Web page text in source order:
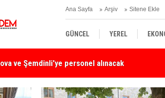
Ana Sayfa Arşiv Sitene Ekle
GÜNCEL YEREL
SİYASET TEKNOLOJİ
Yangınlara Karşı Duyarlılık Çağrısı